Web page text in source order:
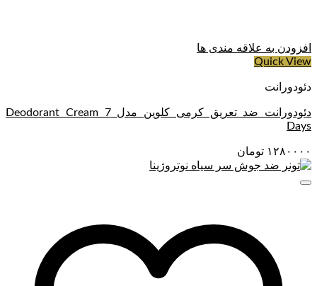
افزودن به علاقه مندی ها
Quick View
دئودورانت
دئودورانت ضد تعریق کرمی کلوین مدل Deodorant Cream 7
Days
۱۲۸۰۰۰۰ تومان